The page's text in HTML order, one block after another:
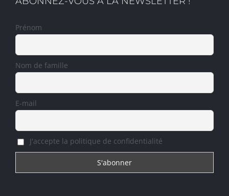
Prénom
Nom de famille
E-mail
J'accepte la politique de confidentialité